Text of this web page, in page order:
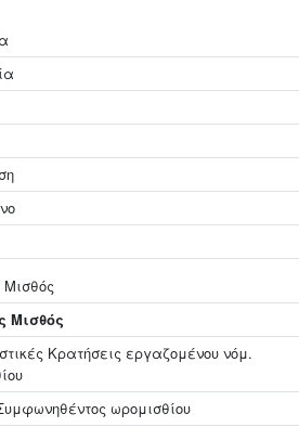
Μισθός
Μισθός
Κρατήσεις εργαζομένου νόμ.
ωρομισθίου